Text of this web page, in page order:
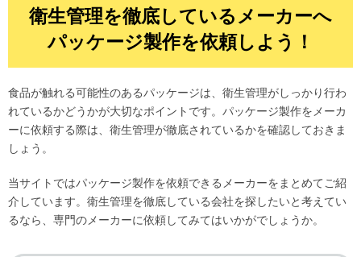
衛生管理を徹底しているメーカーへ
パッケージ製作を依頼しよう！
食品が触れる可能性のあるパッケージは、衛生管理がしっかり行わ
れているかどうかが大切なポイントです。パッケージ製作をメーカ
ーに依頼する際は、衛生管理が徹底されているかを確認しておきま
しょう。
当サイトではパッケージ製作を依頼できるメーカーをまとめてご紹
介しています。衛生管理を徹底している会社を探したいと考えてい
るなら、専門のメーカーに依頼してみてはいかがでしょうか。